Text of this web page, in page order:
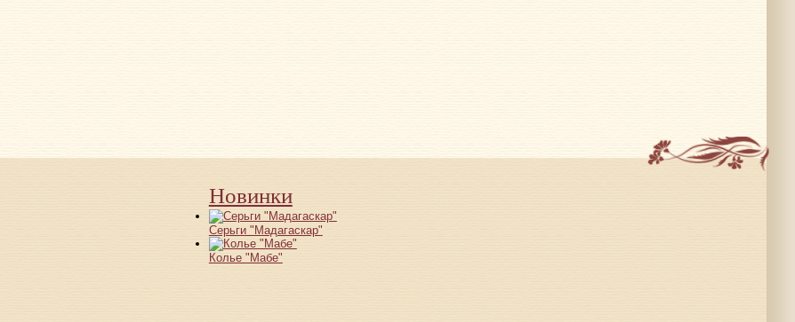
Новинки
Серьги "Мадагаскар"
Колье "Мабе"